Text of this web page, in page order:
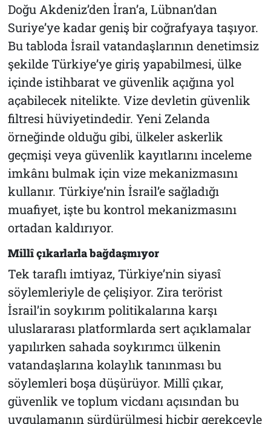
Doğu Akdeniz’den İran’a, Lübnan’dan
Suriye’ye kadar geniş bir coğrafyaya taşıyor.
Bu tabloda İsrail vatandaşlarının denetimsiz
şekilde Türkiye’ye giriş yapabilmesi, ülke
içinde istihbarat ve güvenlik açığına yol
açabilecek nitelikte. Vize devletin güvenlik
filtresi hüviyetindedir. Yeni Zelanda
örneğinde olduğu gibi, ülkeler askerlik
geçmişi veya güvenlik kayıtlarını inceleme
imkânı bulmak için vize mekanizmasını
kullanır. Türkiye’nin İsrail’e sağladığı
muafiyet, işte bu kontrol mekanizmasını
ortadan kaldırıyor.
Millî çıkarlarla bağdaşmıyor
Tek taraflı imtiyaz, Türkiye’nin siyasî
söylemleriyle de çelişiyor. Zira terörist
İsrail’in soykırım politikalarına karşı
uluslararası platformlarda sert açıklamalar
yapılırken sahada soykırımcı ülkenin
vatandaşlarına kolaylık tanınması bu
söylemleri boşa düşürüyor. Millî çıkar,
güvenlik ve toplum vicdanı açısından bu
uygulamanın sürdürülmesi hiçbir gerekçeyle